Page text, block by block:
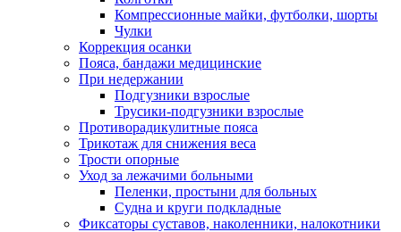
Компрессионные майки, футболки, шорты
Чулки
Коррекция осанки
Пояса, бандажи медицинские
При недержании
Подгузники взрослые
Трусики-подгузники взрослые
Противорадикулитные пояса
Трикотаж для снижения веса
Трости опорные
Уход за лежачими больными
Пеленки, простыни для больных
Судна и круги подкладные
Фиксаторы суставов, наколенники, налокотники